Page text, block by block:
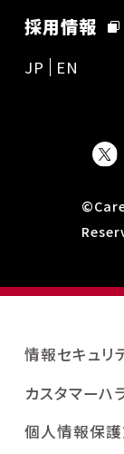
採用情報
JP EN
情報セキュリ
カスタマーハ
個人情報保